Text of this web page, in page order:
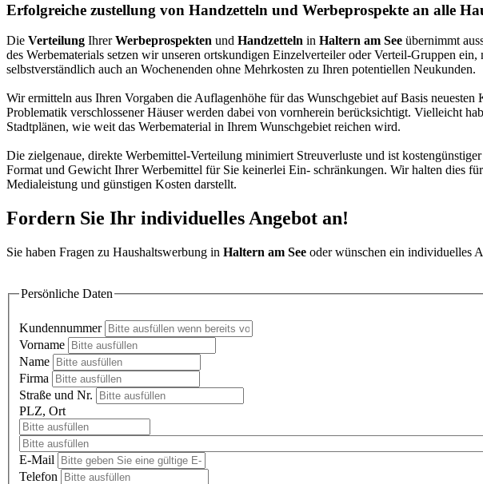
Erfolgreiche zustellung von Handzetteln und Werbeprospekte an alle
Die Verteilung IhrerWerbeprospekten und Handzetteln in Haltern am See übernimmt
des Werbematerials setzen wir unseren ortskundigen Einzelverteiler oder Verteil-Gruppen
selbstverständlich auch an Wochenenden ohne Mehrkosten zu Ihren potentiellen Neukunden.
Wir ermitteln aus Ihren Vorgaben die Auflagenhöhe für das Wunschgebiet auf Basis
Problematik verschlossener Häuser werden dabei von vornherein berücksichtigt. Vielleicht
Stadtplänen, wie weit das Werbematerial in Ihrem Wunschgebiet reichen wird.
Die zielgenaue, direkte Werbemittel-Verteilung minimiert Streuverluste und ist
Format und Gewicht Ihrer Werbemittel für Sie keinerlei Ein- schränkungen. Wir halten dies
Medialeistung und günstigen Kosten darstellt.
Fordern Sie Ihr individuelles Angebot an!
Sie haben Fragen zu Haushaltswerbung in Haltern am See oder wünschen ein individuelles
Persönliche Daten
Kundennummer
Vorname
Name
Firma
Straße und Nr.
PLZ, Ort
E-Mail
Telefon